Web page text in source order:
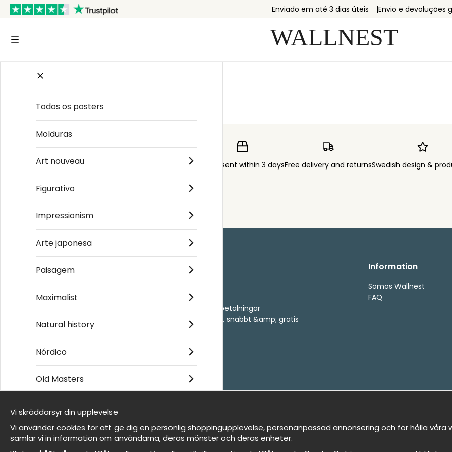
Enviado em até 3 dias úteis Envio e devoluções
Order sent within 3 daysFree delivery and returnsSwedish design &
Kontakta oss
- Returer och återbetalningar
- Leverans - enkelt, snabbt &amp; gratis
Om cookies
Mina favoriter
Information
Somos Wallnest
FAQ
Et harum quidem rerum facilis est et expedita
Todos os posters
Molduras
Art nouveau
Figurativo
Impressionism
Arte japonesa
Paisagem
Maximalist
Natural history
Nórdico
Old Masters
Somos Wallnest
FAQ
Vi skräddarsyr din upplevelse
Vi använder cookies för att ge dig en personlig shoppingupplevelse, personanpassad annonsering och för hålla
samlar vi in information om användarna, deras mönster och deras enheter.